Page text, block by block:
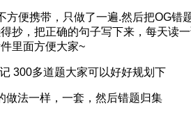
方便携带，只做了一遍.然后把OG错
抄，把正确的句子写下来，每天读
里面方便大家~
300多道题大家可以好好规划下
做法一样，一套，然后错题归集